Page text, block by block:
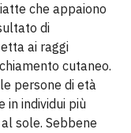
che appaiono
di
ai raggi
cutaneo.
persone di età
in individui più
sole. Sebbene